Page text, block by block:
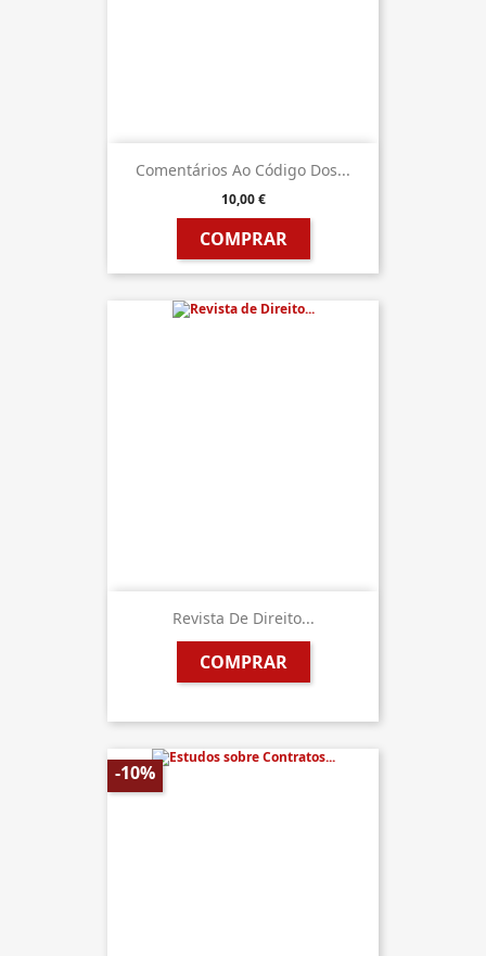
Comentários Ao Código Dos...
10,00 €
COMPRAR
Revista De Direito...
COMPRAR
-10%